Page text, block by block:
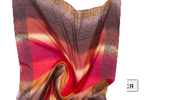
В розницу
Узнать оптовую цену сейчас
Войти Зарегистрироваться